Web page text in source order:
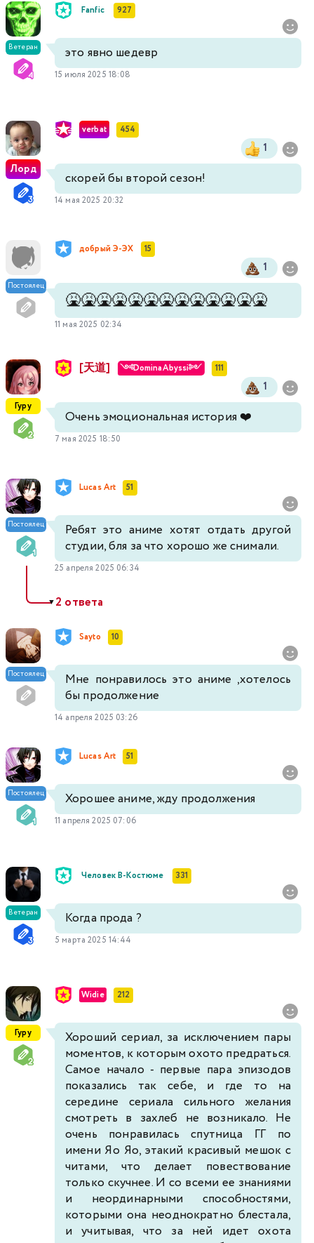
Ветеран
Fanfic 927
это явно шедевр
15 июля 2025 18:08
Лорд
verbat 454
1
скорей бы второй сезон!
14 мая 2025 20:32
Постоялец
добрый Э-ЭХ 15
1
🤮🤮🤮🤮🤮🤮🤮🤮🤮🤮🤮🤮🤮
11 мая 2025 02:34
Гуру
[天道] ༺DominaAbyssi༻ 111
1
Очень эмоциональная история ❤️
7 мая 2025 18:50
Постоялец
Lucas Art 51
Ребят это аниме хотят отдать другой
студии, бля за что хорошо же снимали.
25 апреля 2025 06:34
▼2 ответа
Постоялец
Sayto 10
Мне понравилось это аниме ,хотелось
бы продолжение
14 апреля 2025 03:26
Постоялец
Lucas Art 51
Хорошее аниме, жду продолжения
11 апреля 2025 07:06
Ветеран
Человек В-Костюме 331
Когда прода ?
5 марта 2025 14:44
Гуру
Widie 212
Хороший сериал, за исключением пары
моментов, к которым охото предраться.
Самое начало - первые пара эпизодов
показались так себе, и где то на
середине сериала сильного желания
смотреть в захлеб не возникало. Не
очень понравилась спутница ГГ по
имени Яо Яо, этакий красивый мешок с
читами, что делает повествование
только скучнее. И со всеми ее знаниями
и неординарными способностями,
которыми она неоднократно блестала,
и учитывая, что за ней идет охота